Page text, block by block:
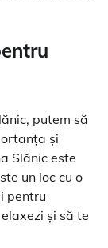
putem să
și
Slănic este
un loc cu o
pentru
și să te